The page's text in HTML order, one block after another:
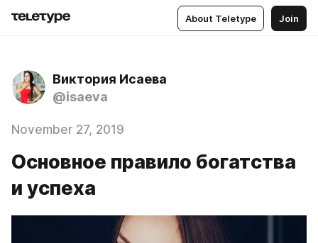
About Teletype Join
Виктория Исаева
@isaeva
November 27, 2019
Основное правило богатства
и успеха